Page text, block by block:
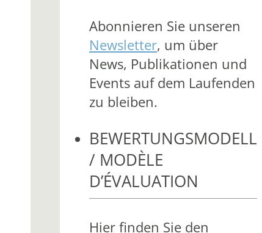
Abonnieren Sie unseren
Newsletter, um über
News, Publikationen und
Events auf dem Laufenden
zu bleiben.
BEWERTUNGSMODELL
/ MODÈLE
D’ÉVALUATION
Hier finden Sie den